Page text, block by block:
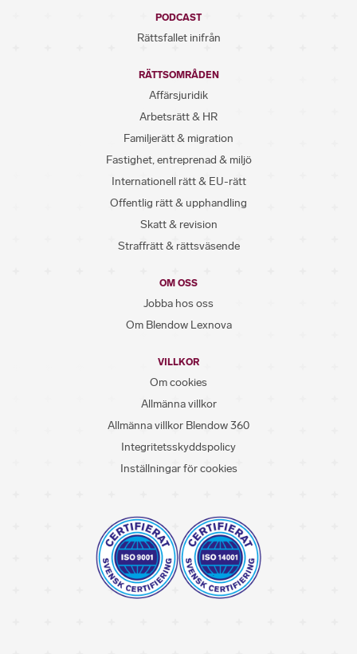
PODCAST
Rättsfallet inifrån
RÄTTSOMRÅDEN
Affärsjuridik
Arbetsrätt & HR
Familjerätt & migration
Fastighet, entreprenad & miljö
Internationell rätt & EU-rätt
Offentlig rätt & upphandling
Skatt & revision
Straffrätt & rättsväsende
OM OSS
Jobba hos oss
Om Blendow Lexnova
VILLKOR
Om cookies
Allmänna villkor
Allmänna villkor Blendow 360
Integritetsskyddspolicy
Inställningar för cookies